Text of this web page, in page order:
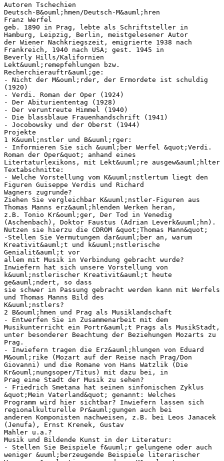
Autoren Tschechien
Deutsch-B&ouml;hmen/Deutsch-M&auml;hren
Franz Werfel
geb. 1890 in Prag, lebte als Schriftsteller in
Hamburg, Leipzig, Berlin, meistgelesener Autor
der Wiener Nachkriegszeit, emigrierte 1938 nach
Frankreich, 1940 nach USA; gest. 1945 in
Beverly Hills/Kalifornien
Lekt&uuml;remepfehlungen bzw.
Recherchierauftr&auml;ge:
- Nicht der M&ouml;rder, der Ermordete ist schuldig
(1920)
- Verdi. Roman der Oper (1924)
- Der Abituriententag (1928)
- Der veruntreute Himmel (1940)
- Die blassblaue Frauenhandschrift (1941)
- Jocobowsky und der Oberst (1944)
Projekte
1 K&uuml;nstler und B&uuml;rger:
- Informieren Sie sich &uuml;ber Werfel &quot;Verdi.
Roman der Oper&quot; anhand eines
Litertaturlexikons, mit Lekt&uuml;re ausgew&auml;hlter
Textabschnitte:
- Welche Vorstellung vom K&uuml;nstlertum liegt den
Figuren Guiseppe Verdis und Richard
Wagners zugrunde?
Ziehen Sie vergleichbar K&uuml;nstler-Figuren aus
Thomas Manns erz&auml;hlenden Werken heran,
z.B. Tonio Kr&ouml;ger, Der Tod in Venedig
(Aschenbach), Doktor Faustus (Adrian Leverk&uuml;hn).
Nutzen sie hierzu die CDROM &quot;Thomas Mann&quot;
-Stellen Sie Vermutungen dar&uuml;ber an, warum
Kreativit&auml;t und k&uuml;nstlerische
Genialit&auml;t vor
allem mit Musik in Verbindung gebracht wurde?
Inwiefern hat sich unsere Vorstellung von
k&uuml;nstlerischer Kreativit&auml;t heute
ge&auml;ndert, so dass
sie schwer in Passung gebracht werden kann mit Werfels
und Thomas Manns Bild des
K&uuml;nstlers?
2 B&ouml;hmen und Prag als Musiklandschaft
- Entwerfen Sie in Zusammenarbeit mit dem
Musikunterricht ein Portr&auml;t Prags als MusikStadt,
unter besonderer Beachtung der Beziehungen Mozarts zu
Prag.
- Inwiefern tragen die Erz&auml;hlungen von Eduard
M&ouml;rike (Mozart auf der Reise nach Prag/Don
Giovanni) und die Romane von Hans Watzlik (Die
Kr&ouml;nungsoper/Titus) mit dazu bei, in
Prag eine Stadt der Musik zu sehen?
- Friedrich Smetana hat seinen sinfonischen Zyklus
&quot;Mein Vaterland&quot; genannt: Welches
Programm wird hier sichtbar? Inwiefern lassen sich
regionalkulturelle Pr&auml;gungen auch bei
anderen Komponisten nachweisen, z.B. bei Leos Janacek
(Jenufa), Ernst Krenek, Gustav
Mahler u.a.?
Musik und Bildende Kunst in der Literatur:
- Stellen Sie Beispiele f&uuml;r gelungene oder auch
weniger &uuml;berzeugende Beispiele literarischer